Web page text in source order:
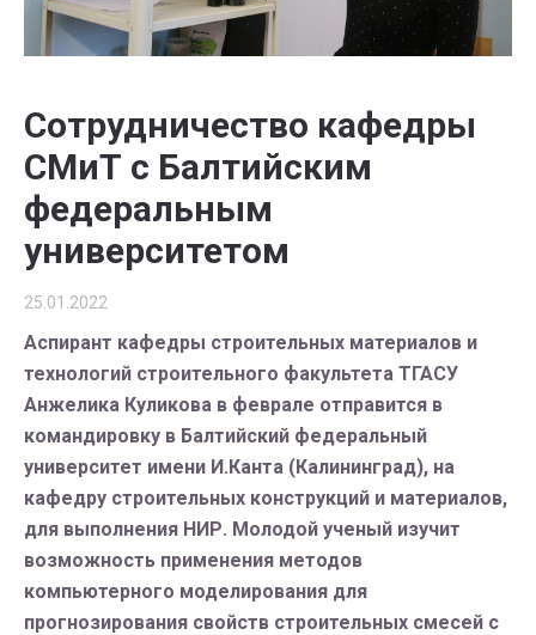
Сотрудничество кафедры
СМиТ с Балтийским
федеральным
университетом
25.01.2022
Аспирант кафедры строительных материалов и
технологий строительного факультета ТГАСУ
Анжелика Куликова в феврале отправится в
командировку в Балтийский федеральный
университет имени И.Канта (Калининград), на
кафедру строительных конструкций и материалов,
для выполнения НИР. Молодой ученый изучит
возможность применения методов
компьютерного моделирования для
прогнозирования свойств строительных смесей с